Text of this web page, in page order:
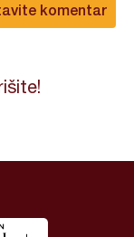
komentar